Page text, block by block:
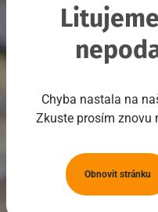
Chyba nastala na
Zkuste prosím znovu
Obnovit stránku